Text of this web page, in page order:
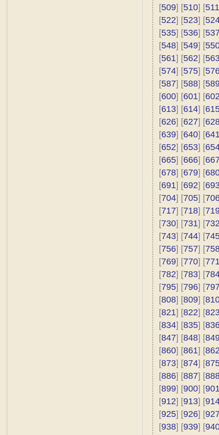
[509] [510] [511
[522] [523] [
[535] [536] [
[548] [549] [
[561] [562] [
[574] [575] [
[587] [588] [
[600] [601] [
[613] [614] [
[626] [627] [
[639] [640] [
[652] [653] [
[665] [666] [
[678] [679] [
[691] [692] [
[704] [705] [
[717] [718] [
[730] [731] [
[743] [744] [
[756] [757] [
[769] [770] [
[782] [783] [
[795] [796] [
[808] [809] [
[821] [822] [
[834] [835] [
[847] [848] [
[860] [861] [
[873] [874] [
[886] [887] [
[899] [900] [
[912] [913] [
[925] [926] [
[938] [939] [